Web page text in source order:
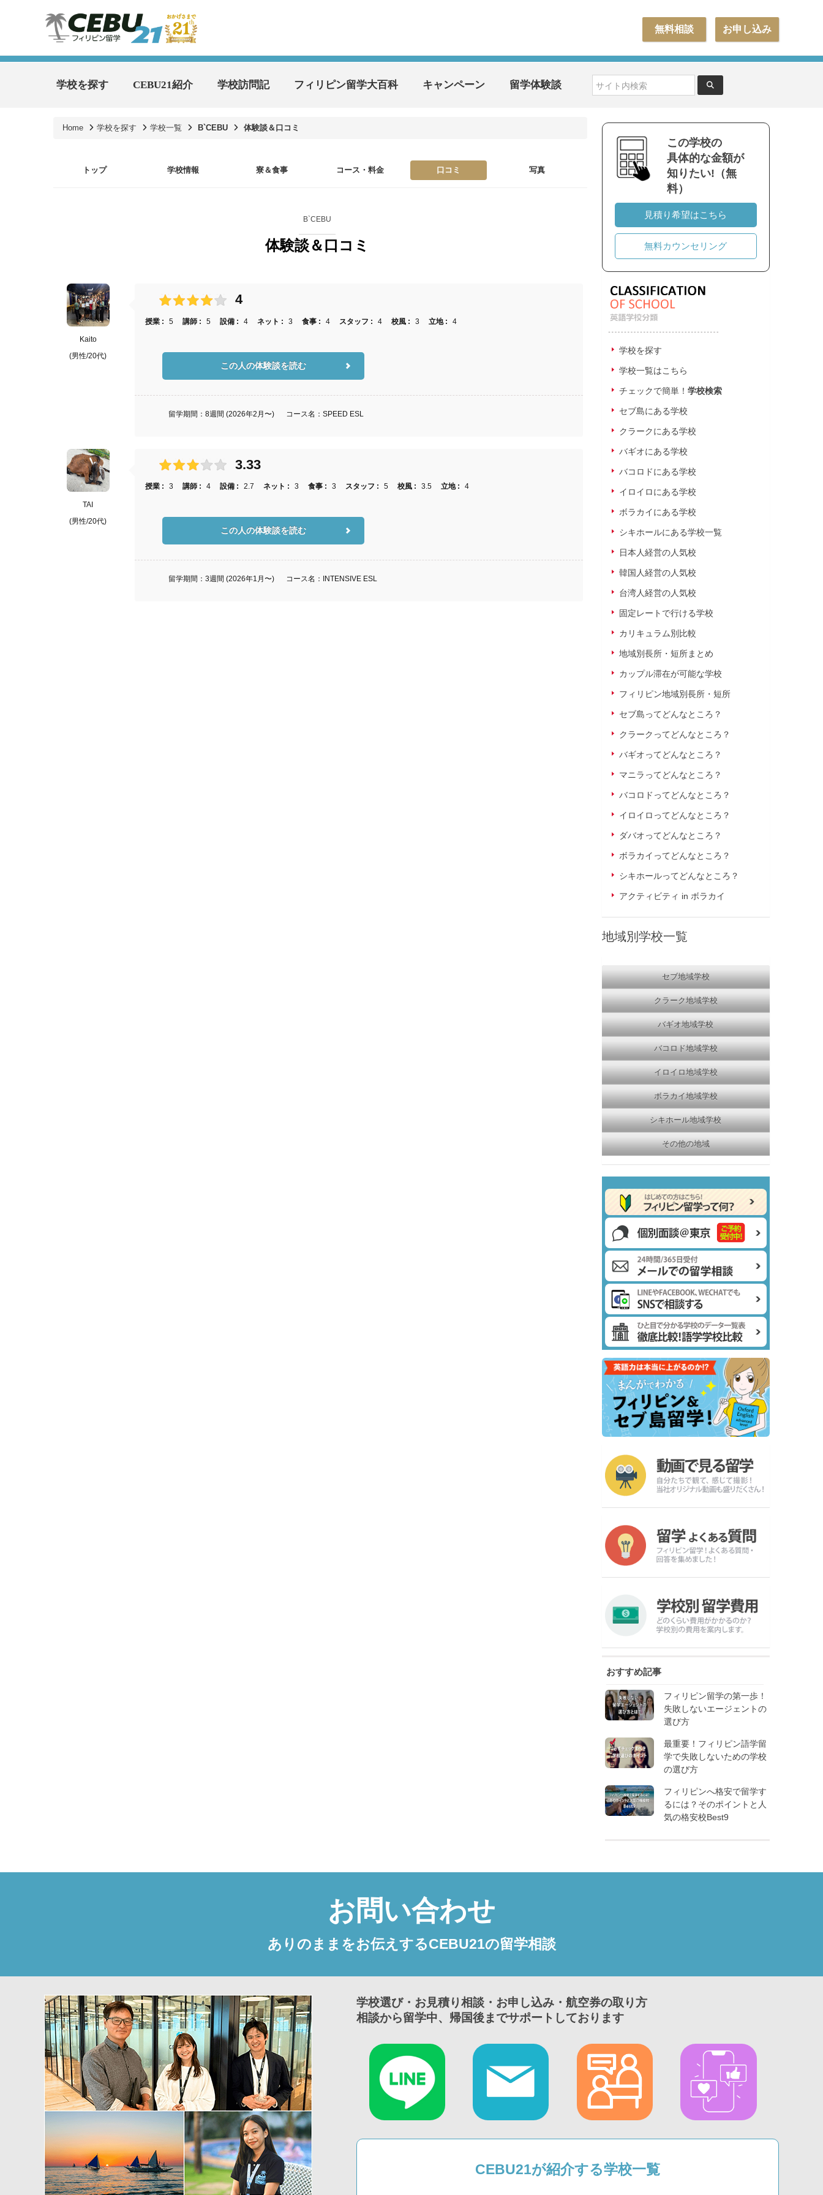
お申し込み
無料相談
学校を探す CEBU21紹介 学校訪問記 フィリピン留学大百科 キャンペーン 留学体験談
Home 学校を探す 学校一覧 B`CEBU 体験談＆口コミ
トップ 学校情報 寮＆食事 コース・料金 口コミ 写真
B`CEBU
体験談＆口コミ
Kaito
(男性/20代)
4
授業 : 5 講師 : 5 設備 : 4 ネット : 3 食事 : 4 スタッフ : 4 校風 : 3 立地 : 4
この人の体験談を読む
留学期間：8週間 (2026年2月〜) コース名：SPEED ESL
TAI
(男性/20代)
3.33
授業 : 3 講師 : 4 設備 : 2.7 ネット : 3 食事 : 3 スタッフ : 5 校風 : 3.5 立地 : 4
この人の体験談を読む
留学期間：3週間 (2026年1月〜) コース名：INTENSIVE ESL
この学校の
具体的な金額が
知りたい!（無
料）
見積り希望はこちら
無料カウンセリング
学校を探す
学校一覧はこちら
チェックで簡単！ 学校検索
セブ島にある学校
クラークにある学校
バギオにある学校
バコロドにある学校
イロイロにある学校
ボラカイにある学校
シキホールにある学校一覧
日本人経営の人気校
韓国人経営の人気校
台湾人経営の人気校
固定レートで行ける学校
カリキュラム別比較
地域別長所・短所まとめ
カップル滞在が可能な学校
フィリピン地域別長所・短所
セブ島ってどんなところ？
クラークってどんなところ？
バギオってどんなところ？
マニラってどんなところ？
バコロドってどんなところ？
イロイロってどんなところ？
ダバオってどんなところ？
ボラカイってどんなところ？
シキホールってどんなところ？
アクティビティ in ボラカイ
地域別学校一覧
セブ地域学校
クラーク地域学校
バギオ地域学校
バコロド地域学校
イロイロ地域学校
ボラカイ地域学校
シキホール地域学校
その他の地域
おすすめ記事
フィリピン留学の第一歩！
失敗しないエージェントの
選び方
最重要！フィリピン語学留
学で失敗しないための学校
の選び方
フィリピンへ格安で留学す
るには？そのポイントと人
気の格安校Best9
お問い合わせ
ありのままをお伝えするCEBU21の留学相談
学校選び・お見積り相談・お申し込み・航空券の取り方
相談から留学中、帰国後までサポートしております
CEBU21が紹介する学校一覧